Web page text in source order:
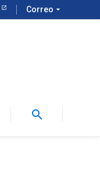
Correo arrow_drop_down
search